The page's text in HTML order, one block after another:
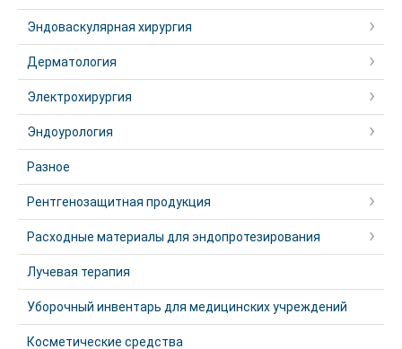
Эндоваскулярная хирургия
Дерматология
Электрохирургия
Эндоурология
Разное
Рентгенозащитная продукция
Расходные материалы для эндопротезирования
Лучевая терапия
Уборочный инвентарь для медицинских учреждений
Косметические средства